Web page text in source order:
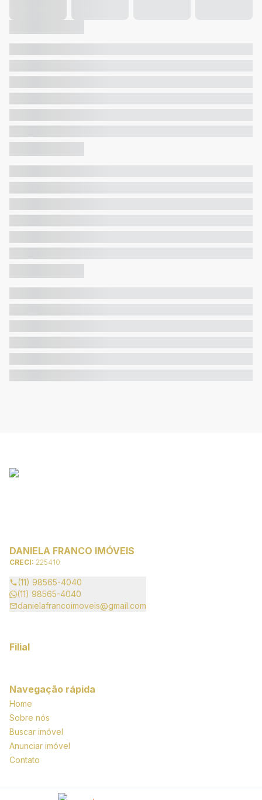
DANIELA FRANCO IMÓVEIS
CRECI: 225410
(11) 98565-4040
(11) 98565-4040
danielafrancoimoveis@gmail.com
Filial
Navegação rápida
Home
Sobre nós
Buscar imóvel
Anunciar imóvel
Contato